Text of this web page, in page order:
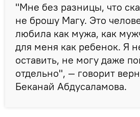
"Мне без разницы, что
не брошу Магу. Это
любила как мужа, как
для меня как ребенок. Я
оставить, не могу даже
отдельно", — говорит
Беканай Абдусаламова.